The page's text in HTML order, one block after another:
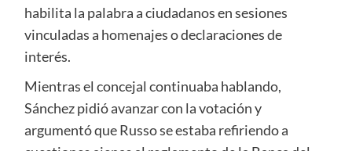
habilita la palabra a ciudadanos en sesiones
vinculadas a homenajes o declaraciones de
interés.
Mientras el concejal continuaba hablando,
Sánchez pidió avanzar con la votación y
argumentó que Russo se estaba refiriendo a